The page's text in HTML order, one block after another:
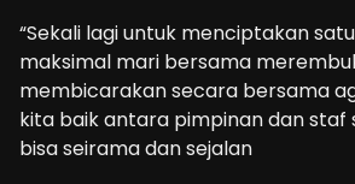
“Sekali lagi untuk menciptakan
maksimal mari bersama
membicarakan secara bersama
kita baik antara pimpinan dan staf
bisa seirama dan sejalan